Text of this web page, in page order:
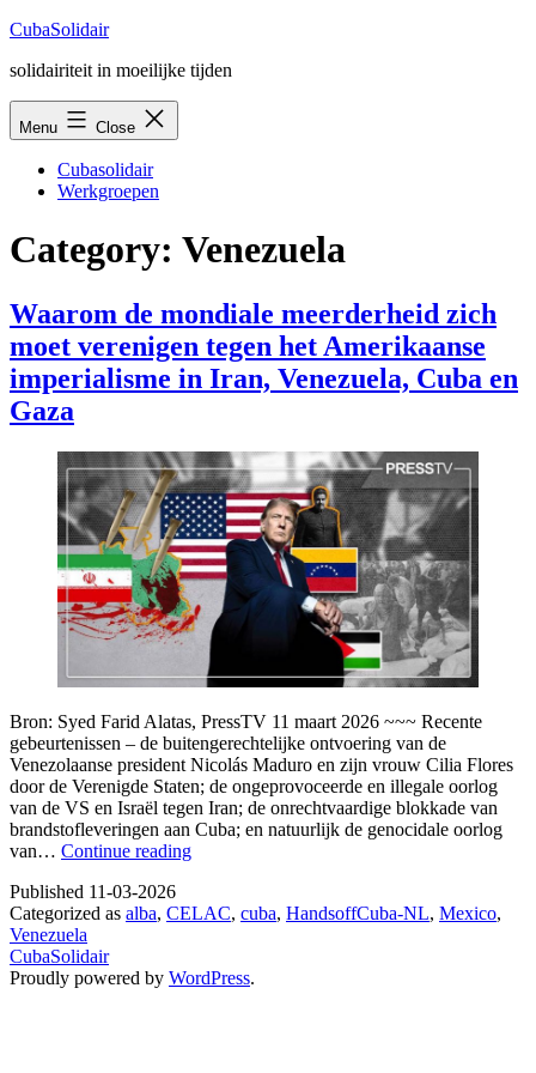
Skip
content
CubaSolidair
solidairiteit in moeilijke tijden
Menu Close
Cubasolidair
Werkgroepen
Category: Venezuela
Waarom de mondiale meerderheid zich
moet verenigen tegen het Amerikaanse
imperialisme in Iran, Venezuela, Cuba en
Gaza
Bron: Syed Farid Alatas, PressTV 11 maart 2026 ~~~ Recente
gebeurtenissen – de buitengerechtelijke ontvoering van de
Venezolaanse president Nicolás Maduro en zijn vrouw Cilia Flores
door de Verenigde Staten; de ongeprovoceerde en illegale oorlog
van de VS en Israël tegen Iran; de onrechtvaardige blokkade van
brandstofleveringen aan Cuba; en natuurlijk de genocidale oorlog
van… Continue readingWaarom
meerderheid
verenigen
Published 11-03-2026
Categorized as alba, CELAC, cuba, HandsoffCuba-NL, Mexico,
Venezuela
CubaSolidair
Proudly powered by WordPress.